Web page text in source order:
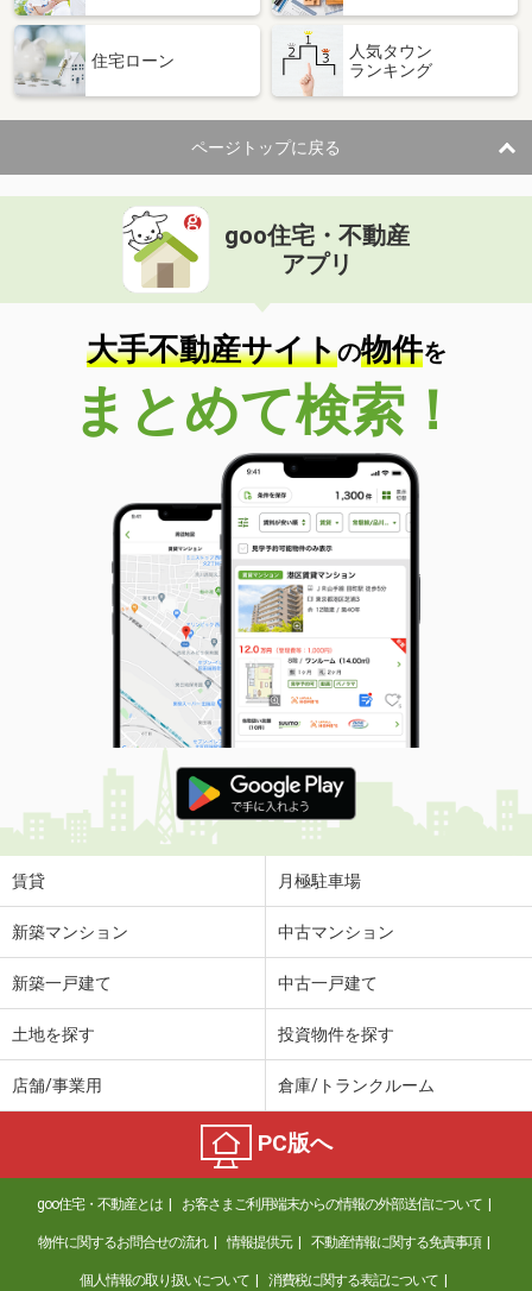
福島県二本松市成田町１丁目
住 所
福島県二本松市成田町１丁目
専有面積 46.28m²
間取り
2DK
福島県福島市渡利字柳小路
価 格
住 所
福島県福島市渡利字柳小路
専有面積 83.65m²
間取り
3LDK
福島県須賀川市六郎兵衛
価 格
6.80万円
福島県須賀川市六郎兵衛
53.9m²
間取り
2LDK
福島県須賀川市大黒町
価 格
7.10万円
住 所
福島県須賀川市大黒町
専有面積 53.8m²
間取り
2LDK
福島県郡山市安積荒井３丁目
価 格
5.20万円
住 所
福島県郡山市安積荒井３丁目
専有面積
ワンルーム
福島県郡山市亀田２丁目
福島県郡山市富久山町八山田字東平作
6万円
住 所
福島県郡山市富久山町八山田字東平作
専有面積 40.09m²
間取り
1LDK
福島県郡山市久留米５
住宅ローン
人気タウン
ランキング
ページトップに戻る
goo住宅・不動産
アプリ
大手不動産サイトの物件を
まとめて検索！
賃貸 月極駐車場
新築マンション 中古マンション
新築一戸建て 中古一戸建て
土地を探す 投資物件を探す
店舗/事業用 倉庫/トランクルーム
PC版へ
goo住宅・不動産とは お客さまご利用端末からの情報の外部送信について
物件に関するお問合せの流れ 情報提供元 不動産情報に関する免責事項
個人情報の取り扱いについて 消費税に関する表記について